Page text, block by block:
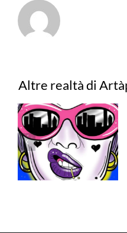
Post correlati